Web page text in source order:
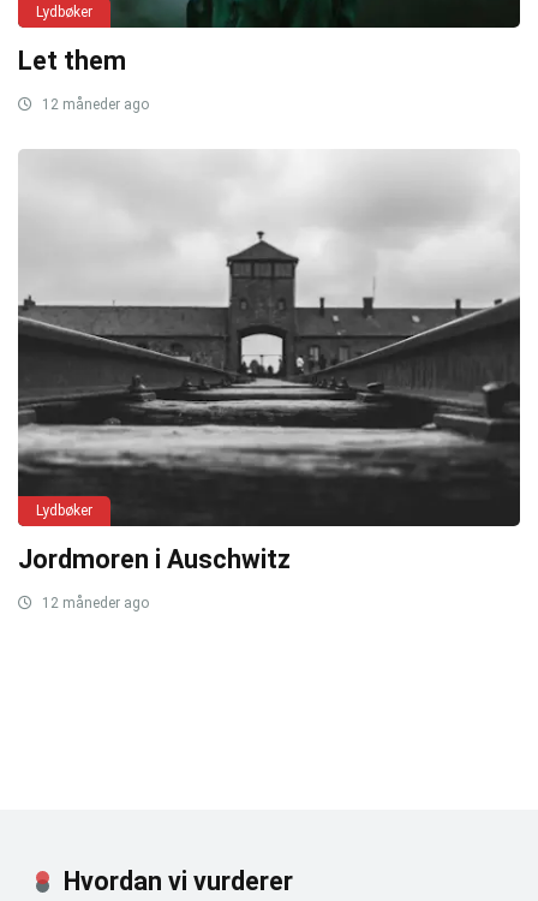
Lydbøker
Let them
12 måneder ago
Lydbøker
Jordmoren i Auschwitz
12 måneder ago
Hvordan vi vurderer